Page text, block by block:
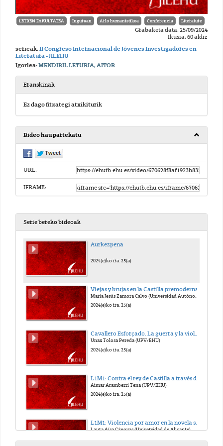
LETREN FAKULTATEA Inguruan Arlo humanistikoa Conferencia Literature
Grabaketa data: 25/09/2024
Ikusia: 60 aldiz
serieak:II Congreso Internacional de Jóvenes Investigadores en
Literatura - JILEHU
Igorlea:MENDIBIL LETURIA, AITOR
Eranskinak
Ez dago fitxategi atxikiturik
Bideo hau partekatu
URL:
IFRAME:
Serie bereko bideoak
Aurkezpena
2024(e)ko ira. 25(a)
Viejas y brujas en la Castilla premoderna
María Jesús Zamora Calvo (Universidad Autónoma de Madrid)
2024(e)ko ira. 25(a)
Cavallero Esforçado. La guerra y la violencia como elementos de estatus social en la literatura caballeresca castellana (siglos XIV-XV)
Unax Tolosa Pereda (UPV/EHU)
2024(e)ko ira. 25(a)
Aimar Aramberri Tena (UPV/EHU)
2024(e)ko ira. 25(a)
L1M1: Violencia por amor en la novela sentimental y pastoril españolas
Laura Aísa Cánovas (Universidad de Alicante)